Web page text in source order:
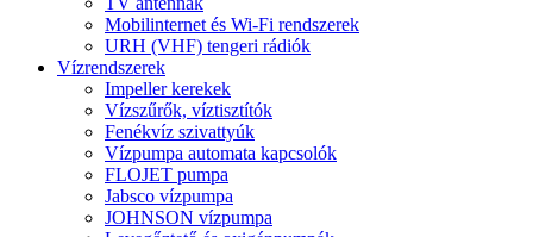
Mobilinternet és Wi-Fi rendszerek
URH (VHF) tengeri rádiók
Vízrendszerek
Impeller kerekek
Vízszűrők, víztisztítók
Fenékvíz szivattyúk
Vízpumpa automata kapcsolók
FLOJET pumpa
Jabsco vízpumpa
JOHNSON vízpumpa